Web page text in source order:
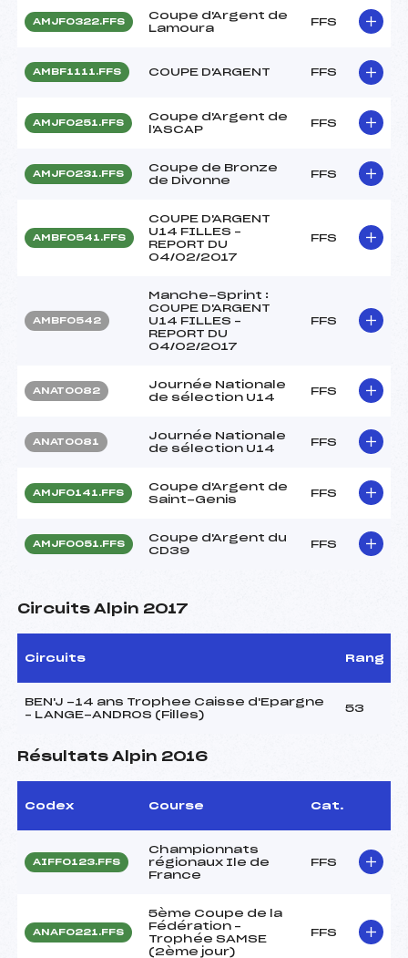
AMJF0322.FFS
Coupe d'Argent de
Lamoura
FFS
AMBF1111.FFS COUPE D'ARGENT FFS
AMJF0251.FFS
Coupe d'Argent de
l'ASCAP
FFS
AMJF0231.FFS
Coupe de Bronze
de Divonne
FFS
AMBF0541.FFS
COUPE D'ARGENT
U14 FILLES –
REPORT DU
04/02/2017
FFS
AMBF0542
Manche-Sprint :
COUPE D'ARGENT
U14 FILLES –
REPORT DU
04/02/2017
FFS
ANAT0082
Journée Nationale
de sélection U14
FFS
ANAT0081
Journée Nationale
de sélection U14
FFS
AMJF0141.FFS
Coupe d'Argent de
Saint-Genis
FFS
AMJF0051.FFS
Coupe d'Argent du
CD39
FFS
Circuits Alpin 2017
Circuits Rang
BEN'J -14 ans Trophee Caisse d'Epargne
– LANGE-ANDROS (Filles)
53
Résultats Alpin 2016
Codex Course Cat.
AIFF0123.FFS
Championnats
régionaux Ile de
France
FFS
ANAF0221.FFS
5ème Coupe de la
Fédération –
Trophée SAMSE
(2ème jour)
FFS